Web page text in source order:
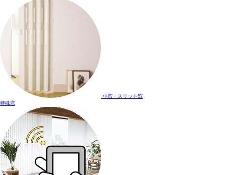
小窓・スリット窓
特殊窓